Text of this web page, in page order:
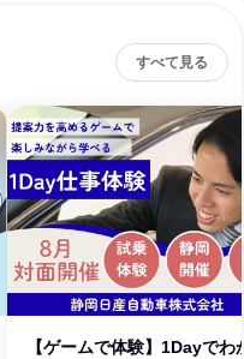
すべて見る
【ゲームで体験】1Dayでわ